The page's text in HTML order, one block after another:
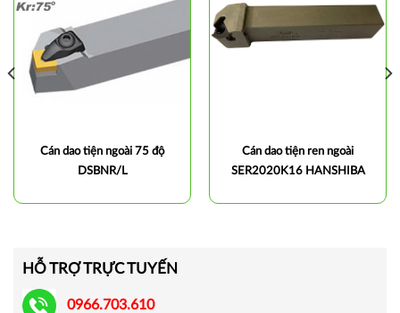
Cán dao tiện ngoài 75 độ
DSBNR/L
Cán dao tiện ren ngoài
SER2020K16 HANSHIBA
HỖ TRỢ TRỰC TUYẾN
0966.703.610